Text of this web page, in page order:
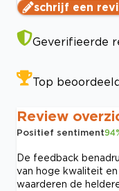
schrijf een
Geverifieerde
Top
Review
Positief sentiment94
De feedback
van hoge kwaliteit
waarderen de